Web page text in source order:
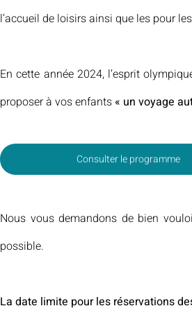
l’accueil de loisirs ainsi que les pour
En cette année 2024, l’esprit
proposer à vos enfants « un voyage
Consulter le programme
Nous vous demandons de bien
possible.
La date limite pour les réservations